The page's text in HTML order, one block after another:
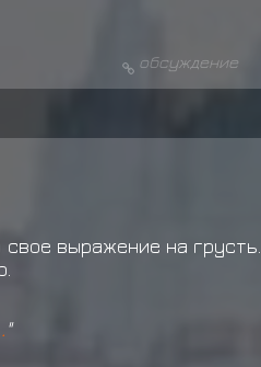
обсуждение
выражение на грусть.
"